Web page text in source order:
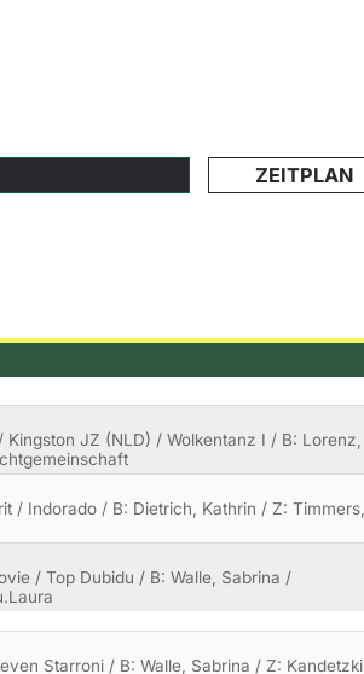
ZEITPLAN
JZ (NLD) / Wolkentanz I / B: Lorenz,
/ Indorado / B: Dietrich, Kathrin / Z: Timmers,
/ Top Dubidu / B: Walle, Sabrina /
Starroni / B: Walle, Sabrina / Z: Kandetzki,